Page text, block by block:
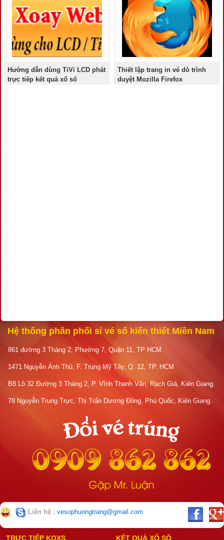
Hướng dẫn dùng TiVi LCD phát
trực tiếp kết quả xổ số
Thiết lập trang in vé dò trình
duyệt Mozilla Firefox
Hệ thống phân phối sỉ vé số kiến thiết Miền Nam
861 đường 3 Tháng 2, Phường 7, Quận 11, TP HCM
1471 Nguyễn Ảnh Thủ, F. Trung Mỹ Tây, Q. 12, TP. HCM
B8 Lô 32 Đường 3 Tháng 2, P. Vĩnh Thanh Vân, Rạch Giá, Kiên Giang.
78 Nguyễn Trung Trực, Thị Trấn Dương Đông, Phú Quốc, Kiên Giang.
Liên hệ : vesophuongtrang@gmail.com
TRỰC TIẾP KQXS KẾT QUẢ XỔ SỐ